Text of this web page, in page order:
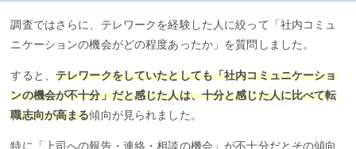
調査ではさらに、テレワークを経験した人に絞って「社内コミュ
ニケーションの機会がどの程度あったか」を質問しました。
すると、テレワークをしていたとしても「社内コミュニケーショ
ンの機会が不十分」だと感じた人は、十分と感じた人に比べて転
職志向が高まる傾向が見られました。
特に「上司への報告・連絡・相談の機会」が不十分だとその傾向